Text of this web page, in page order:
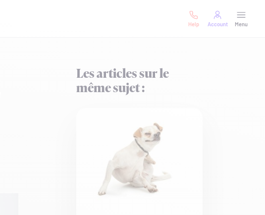
Help Account Menu
Les articles sur le
même sujet :